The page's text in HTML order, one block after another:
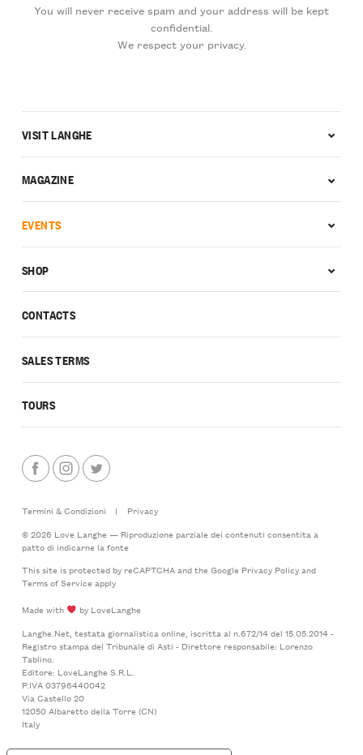
You will never receive spam and your address will be kept
confidential.
We respect your privacy.
CONTACTS
SALES TERMS
TOURS
VISIT LANGHE
MAGAZINE
EVENTS
SHOP
Termini & Condizioni |
Privacy
© 2026 Love Langhe — Riproduzione parziale dei contenuti consentita a
patto di indicarne la fonte
This site is protected by reCAPTCHA and the Google Privacy Policyand
Terms of Serviceapply
Made with
by LoveLanghe
Langhe.Net, testata giornalistica online, iscritta al n.672/14 del 15.05.2014 -
Registro stampa del Tribunale di Asti - Direttore responsabile: Lorenzo
Tablino.
Editore: LoveLanghe S.R.L.
P.IVA 03796440042
Via Castello 20
12050 Albaretto della Torre (CN)
Italy